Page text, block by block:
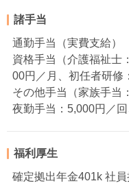
諸手当
通勤手当（実費支給）
資格手当（介護福祉士
00円／月、初任者研修
その他手当（家族手当
夜勤手当：5,000円／
福利厚生
確定拠出年金401k 社